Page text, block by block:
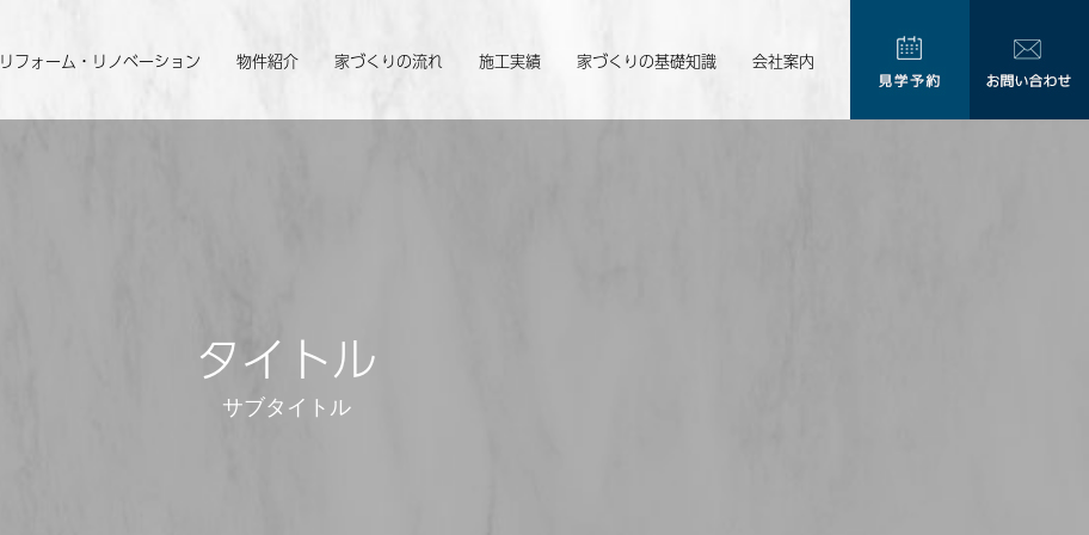
リフォーム・リノベーション 物件紹介 家づくりの流れ 施工実績 家づくりの基礎知識 会社案内
タイトル
サブタイトル